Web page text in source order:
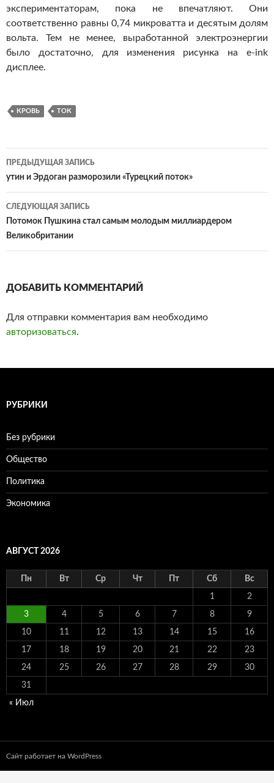
экспериментаторам, пока не впечатляют. Они
соответственно равны 0,74 микроватта и десятым долям
вольта. Тем не менее, выработанной электроэнергии
было достаточно, для изменения рисунка на e-ink
дисплее.
КРОВЬ ТОК
Навигация
по
записям
ПРЕДЫДУЩАЯ ЗАПИСЬ
утин и Эрдоган разморозили «Турецкий поток»
СЛЕДУЮЩАЯ ЗАПИСЬ
Потомок Пушкина стал самым молодым миллиардером
Великобритании
ДОБАВИТЬ КОММЕНТАРИЙ
Для отправки комментария вам необходимо
авторизоваться.
РУБРИКИ
Без рубрики
Общество
Политика
Экономика
АВГУСТ 2026
Пн Вт Ср Чт Пт Сб Вс
1 2
3 4 5 6 7 8 9
10 11 12 13 14 15 16
17 18 19 20 21 22 23
24 25 26 27 28 29 30
31
« Июл
Сайт работает на WordPress